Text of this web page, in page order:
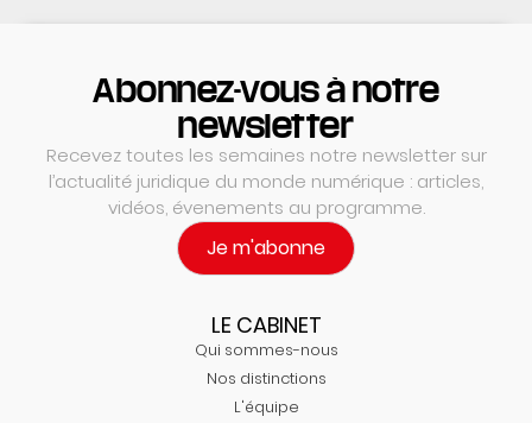
Abonnez-vous à notre
newsletter
Recevez toutes les semaines notre newsletter sur
l’actualité juridique du monde numérique : articles,
vidéos, évenements au programme.
Je m'abonne
LE CABINET
Qui sommes-nous
Nos distinctions
L'équipe